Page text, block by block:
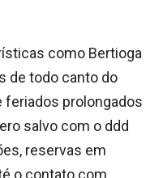
como Bertioga
de todo canto do
feriados prolongados
salvo com o ddd
reservas em
o contato com